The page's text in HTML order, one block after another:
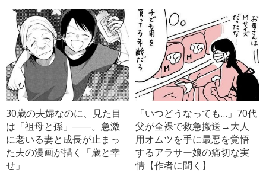
30歳の夫婦なのに、見た目
は「祖母と孫」――。急激
に老いる妻と成長が止まっ
た夫の漫画が描く「歳と幸
せ」
「いつどうなっても…」70代
父が全裸で救急搬送→大人
用オムツを手に最悪を覚悟
するアラサー娘の痛切な実
情【作者に聞く】